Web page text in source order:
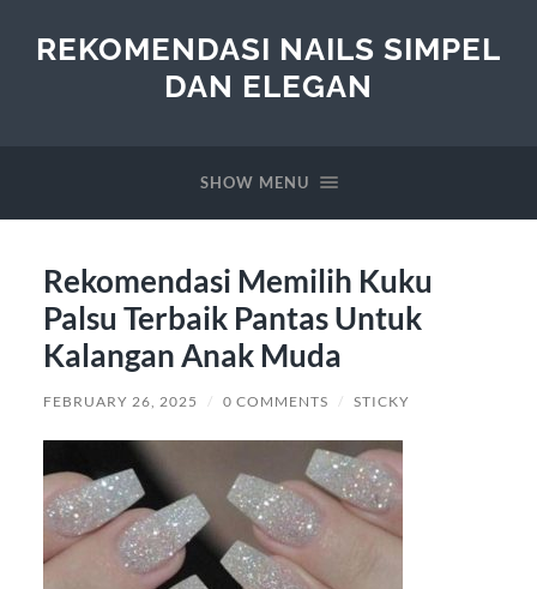
REKOMENDASI NAILS SIMPEL
DAN ELEGAN
SHOW MENU
Rekomendasi Memilih Kuku
Palsu Terbaik Pantas Untuk
Kalangan Anak Muda
FEBRUARY 26, 2025 / 0 COMMENTS / STICKY